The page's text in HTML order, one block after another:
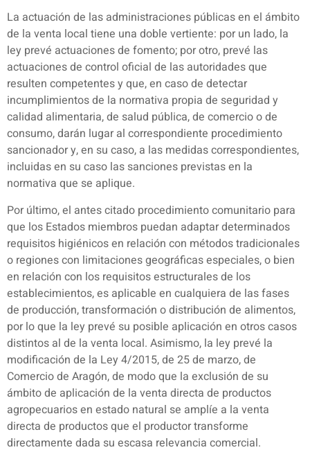
La actuación de las administraciones públicas en el ámbito
de la venta local tiene una doble vertiente: por un lado, la
ley prevé actuaciones de fomento; por otro, prevé las
actuaciones de control oficial de las autoridades que
resulten competentes y que, en caso de detectar
incumplimientos de la normativa propia de seguridad y
calidad alimentaria, de salud pública, de comercio o de
consumo, darán lugar al correspondiente procedimiento
sancionador y, en su caso, a las medidas correspondientes,
incluidas en su caso las sanciones previstas en la
normativa que se aplique.
Por último, el antes citado procedimiento comunitario para
que los Estados miembros puedan adaptar determinados
requisitos higiénicos en relación con métodos tradicionales
o regiones con limitaciones geográficas especiales, o bien
en relación con los requisitos estructurales de los
establecimientos, es aplicable en cualquiera de las fases
de producción, transformación o distribución de alimentos,
por lo que la ley prevé su posible aplicación en otros casos
distintos al de la venta local. Asimismo, la ley prevé la
modificación de la Ley 4/2015, de 25 de marzo, de
Comercio de Aragón, de modo que la exclusión de su
ámbito de aplicación de la venta directa de productos
agropecuarios en estado natural se amplíe a la venta
directa de productos que el productor transforme
directamente dada su escasa relevancia comercial.